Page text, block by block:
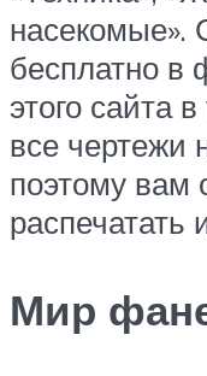
насекомые».
бесплатно
этого сайта
все чертежи
поэтому вам
распечатать
Мир